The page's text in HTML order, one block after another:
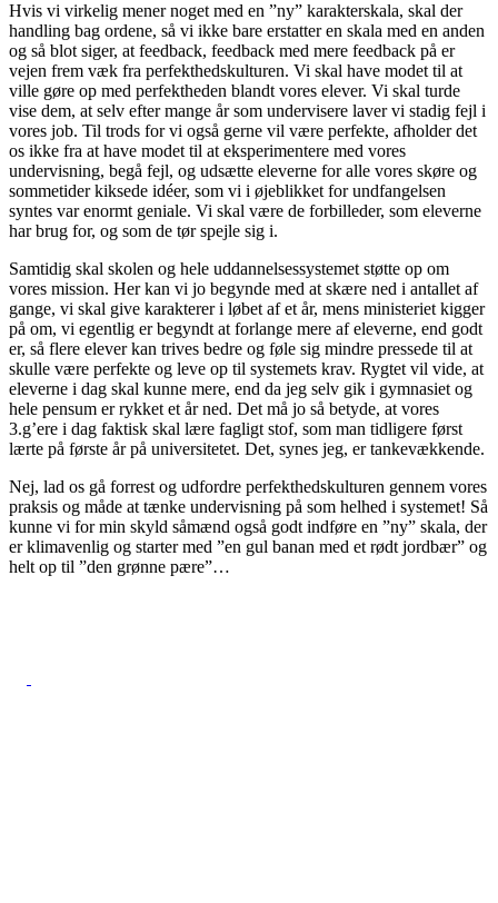
Hvis vi virkelig mener noget med en ”ny” karakterskala, skal der
handling bag ordene, så vi ikke bare erstatter en skala med en anden
og så blot siger, at feedback, feedback med mere feedback på er
vejen frem væk fra perfekthedskulturen. Vi skal have modet til at
ville gøre op med perfektheden blandt vores elever. Vi skal turde
vise dem, at selv efter mange år som undervisere laver vi stadig fejl i
vores job. Til trods for vi også gerne vil være perfekte, afholder det
os ikke fra at have modet til at eksperimentere med vores
undervisning, begå fejl, og udsætte eleverne for alle vores skøre og
sommetider kiksede idéer, som vi i øjeblikket for undfangelsen
syntes var enormt geniale. Vi skal være de forbilleder, som eleverne
har brug for, og som de tør spejle sig i.
Samtidig skal skolen og hele uddannelsessystemet støtte op om
vores mission. Her kan vi jo begynde med at skære ned i antallet af
gange, vi skal give karakterer i løbet af et år, mens ministeriet kigger
på om, vi egentlig er begyndt at forlange mere af eleverne, end godt
er, så flere elever kan trives bedre og føle sig mindre pressede til at
skulle være perfekte og leve op til systemets krav. Rygtet vil vide, at
eleverne i dag skal kunne mere, end da jeg selv gik i gymnasiet og
hele pensum er rykket et år ned. Det må jo så betyde, at vores
3.g’ere i dag faktisk skal lære fagligt stof, som man tidligere først
lærte på første år på universitetet. Det, synes jeg, er tankevækkende.
Nej, lad os gå forrest og udfordre perfekthedskulturen gennem vores
praksis og måde at tænke undervisning på som helhed i systemet! Så
kunne vi for min skyld såmænd også godt indføre en ”ny” skala, der
er klimavenlig og starter med ”en gul banan med et rødt jordbær” og
helt op til ”den grønne pære”…